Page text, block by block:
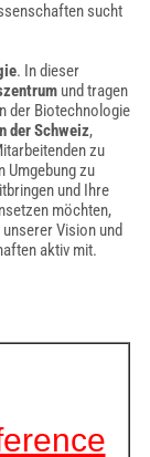
sucht
. In dieser
und tragen
der Biotechnologie
der Schweiz,
zu
Umgebung zu
und Ihre
möchten,
Vision und
aktiv mit.